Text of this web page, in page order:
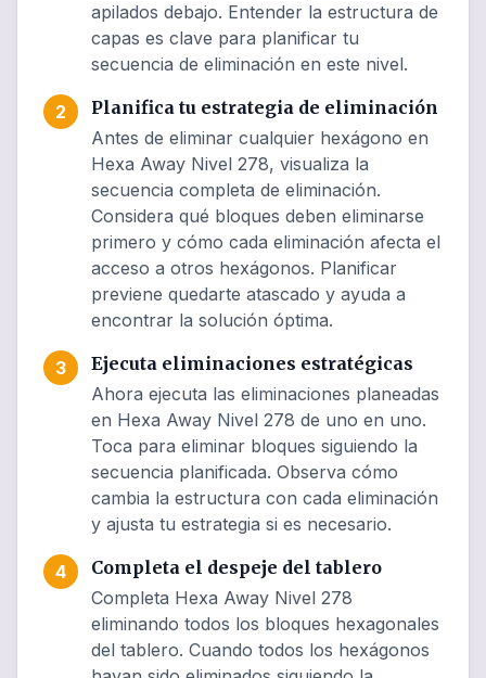
apilados debajo. Entender la estructura de
capas es clave para planificar tu
secuencia de eliminación en este nivel.
2
Planifica tu estrategia de eliminación
Antes de eliminar cualquier hexágono en
Hexa Away Nivel 278, visualiza la
secuencia completa de eliminación.
Considera qué bloques deben eliminarse
primero y cómo cada eliminación afecta el
acceso a otros hexágonos. Planificar
previene quedarte atascado y ayuda a
encontrar la solución óptima.
3
Ejecuta eliminaciones estratégicas
Ahora ejecuta las eliminaciones planeadas
en Hexa Away Nivel 278 de uno en uno.
Toca para eliminar bloques siguiendo la
secuencia planificada. Observa cómo
cambia la estructura con cada eliminación
y ajusta tu estrategia si es necesario.
4
Completa el despeje del tablero
Completa Hexa Away Nivel 278
eliminando todos los bloques hexagonales
del tablero. Cuando todos los hexágonos